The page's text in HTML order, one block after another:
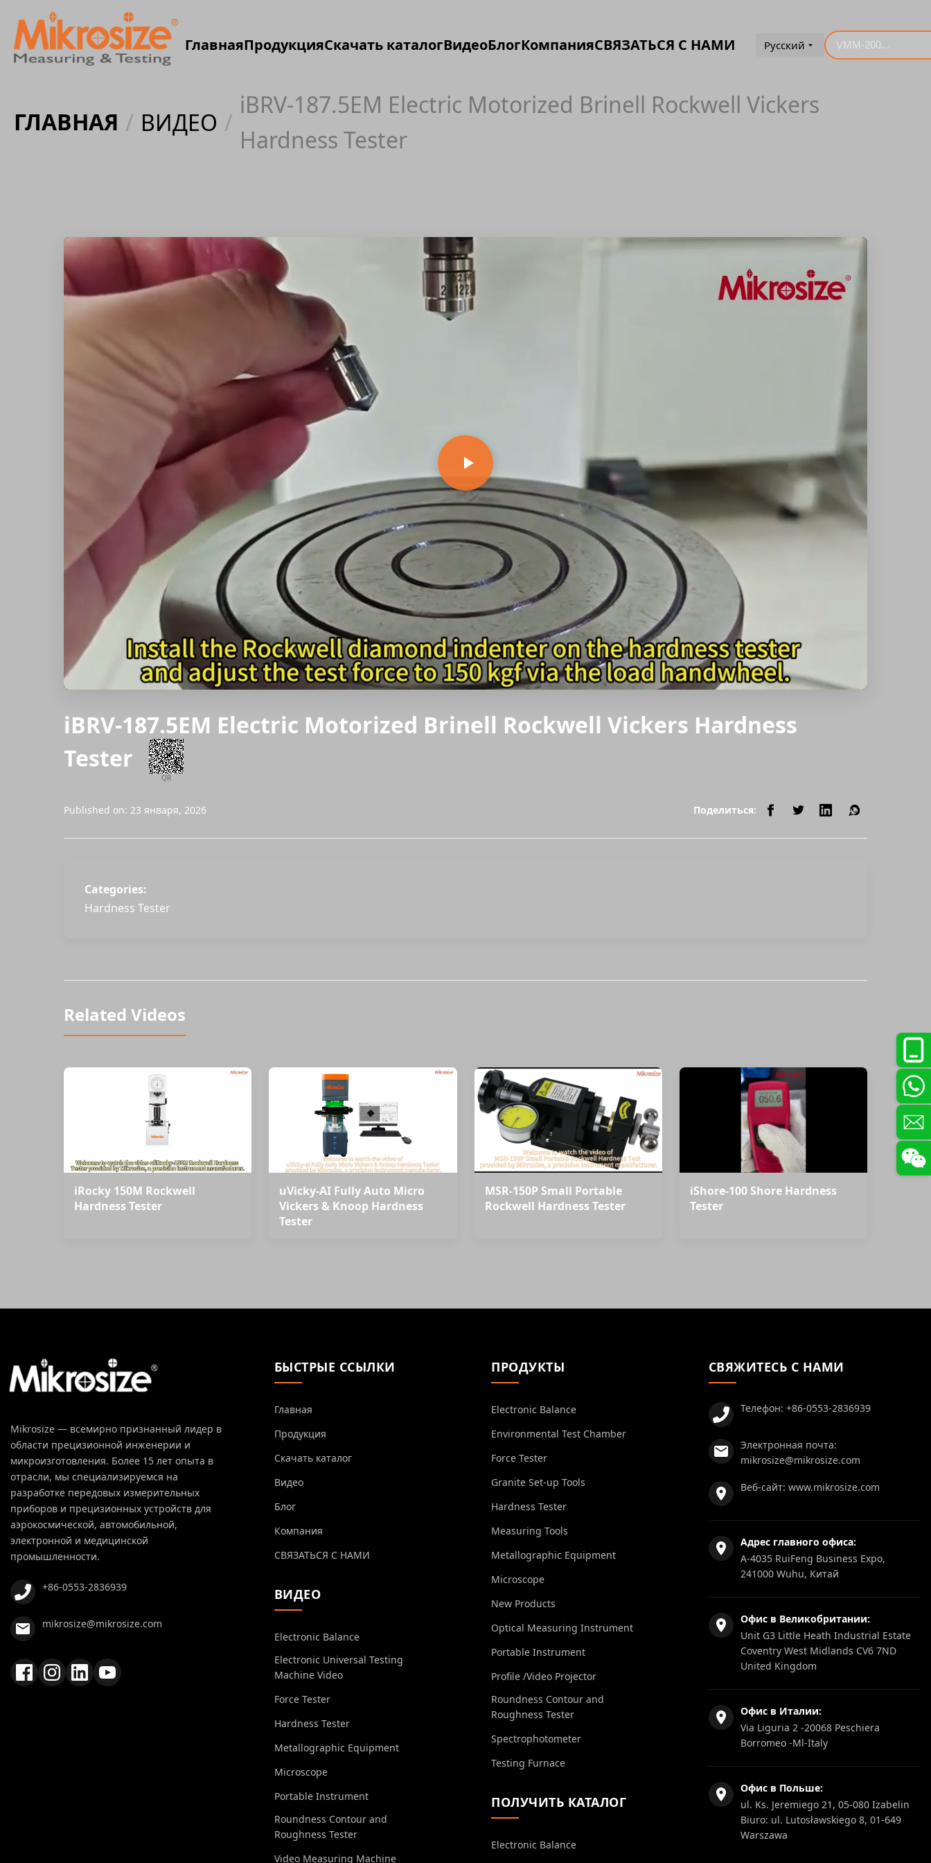
ГлавнаяПродукцияСкачать каталогВидеоБлогКомпанияСВЯЗАТЬСЯ С НАМИ Русский
ГЛАВНАЯ / ВИДЕО /
iBRV-187.5EM Electric Motorized Brinell Rockwell Vickers
Hardness Tester
iBRV-187.5EM Electric Motorized Brinell Rockwell Vickers Hardness
Tester
QR
Published on: 23 января, 2026 Поделиться:
Categories:
Hardness Tester
Related Videos
iRocky 150M Rockwell
Hardness Tester
uVicky-AI Fully Auto Micro
Vickers & Knoop Hardness
Tester
MSR-150P Small Portable
Rockwell Hardness Tester
iShore-100 Shore Hardness
Tester
Mikrosize — всемирно признанный лидер в
области прецизионной инженерии и
микроизготовления. Более 15 лет опыта в
отрасли, мы специализируемся на
разработке передовых измерительных
приборов и прецизионных устройств для
аэрокосмической, автомобильной,
электронной и медицинской
промышленности.
+86-0553-2836939
mikrosize@mikrosize.com
БЫСТРЫЕ ССЫЛКИ
Главная
Продукция
Скачать каталог
Видео
Блог
Компания
СВЯЗАТЬСЯ С НАМИ
ВИДЕО
Electronic Balance
Electronic Universal Testing
Machine Video
Force Tester
Hardness Tester
Metallographic Equipment
Microscope
Portable Instrument
Roundness Contour and
Roughness Tester
Video Measuring Machine
ПРОДУКТЫ
Electronic Balance
Environmental Test Chamber
Force Tester
Granite Set-up Tools
Hardness Tester
Measuring Tools
Metallographic Equipment
Microscope
New Products
Optical Measuring Instrument
Portable Instrument
Profile /Video Projector
Roundness Contour and
Roughness Tester
Spectrophotometer
Testing Furnace
ПОЛУЧИТЬ КАТАЛОГ
Electronic Balance
СВЯЖИТЕСЬ С НАМИ
Телефон: +86-0553-2836939
Электронная почта:
mikrosize@mikrosize.com
Веб-сайт: www.mikrosize.com
Адрес главного офиса:
A-4035 RuiFeng Business Expo,
241000 Wuhu, Китай
Офис в Великобритании:
Unit G3 Little Heath Industrial Estate
Coventry West Midlands CV6 7ND
United Kingdom
Офис в Италии:
Via Liguria 2 -20068 Peschiera
Borromeo -Ml-Italy
Офис в Польше:
ul. Ks. Jeremiego 21, 05-080 Izabelin
Biuro: ul. Lutosławskiego 8, 01-649
Warszawa